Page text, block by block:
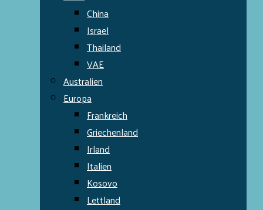
China
Israel
Thailand
VAE
Australien
Europa
Frankreich
Griechenland
Irland
Italien
Kosovo
Lettland